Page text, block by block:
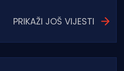
PRIKAŽI JOŠ VIJESTI